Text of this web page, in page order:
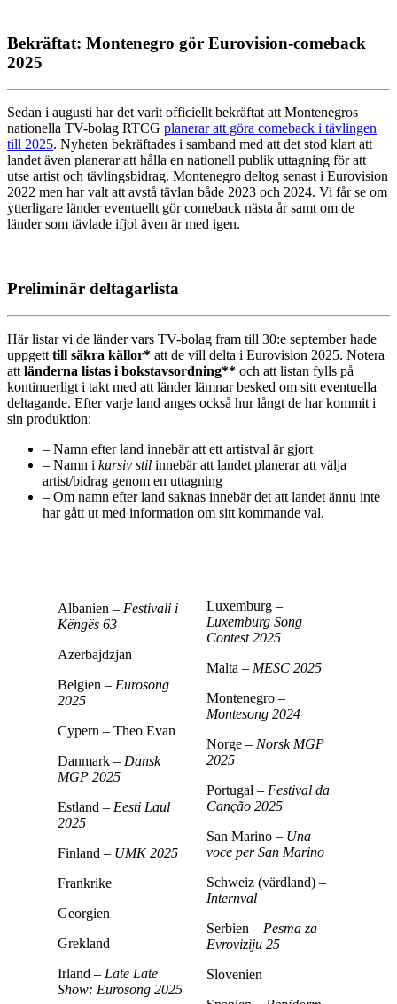
Bekräftat: Montenegro gör Eurovision-comeback
2025
Sedan i augusti har det varit officiellt bekräftat att Montenegros
nationella TV-bolag RTCG planerar att göra comeback i tävlingen
till 2025. Nyheten bekräftades i samband med att det stod klart att
landet även planerar att hålla en nationell publik uttagning för att
utse artist och tävlingsbidrag. Montenegro deltog senast i Eurovision
2022 men har valt att avstå tävlan både 2023 och 2024. Vi får se om
ytterligare länder eventuellt gör comeback nästa år samt om de
länder som tävlade ifjol även är med igen.
Preliminär deltagarlista
Här listar vi de länder vars TV-bolag fram till 30:e september hade
uppgett till säkra källor* att de vill delta i Eurovision 2025. Notera
att länderna listas i bokstavsordning** och att listan fylls på
kontinuerligt i takt med att länder lämnar besked om sitt eventuella
deltagande. Efter varje land anges också hur långt de har kommit i
sin produktion:
– Namn efter land innebär att ett artistval är gjort
– Namn i kursiv stil innebär att landet planerar att välja
artist/bidrag genom en uttagning
– Om namn efter land saknas innebär det att landet ännu inte
har gått ut med information om sitt kommande val.
Albanien – Festivali i
Këngës 63
Azerbajdzjan
Belgien – Eurosong
2025
Cypern – Theo Evan
Danmark – Dansk
MGP 2025
Estland – Eesti Laul
2025
Finland – UMK 2025
Frankrike
Georgien
Grekland
Irland – Late Late
Show: Eurosong 2025
Luxemburg –
Luxemburg Song
Contest 2025
Malta – MESC 2025
Montenegro –
Montesong 2024
Norge – Norsk MGP
2025
Portugal – Festival da
Canção 2025
San Marino – Una
voce per San Marino
Schweiz (värdland) –
Internval
Serbien – Pesma za
Evroviziju 25
Slovenien